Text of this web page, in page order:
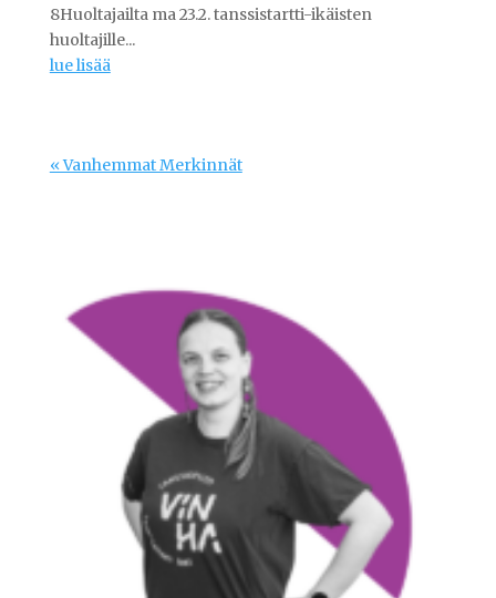
8Huoltajailta ma 23.2. tanssistartti-ikäisten
huoltajille...
lue lisää
« Vanhemmat Merkinnät